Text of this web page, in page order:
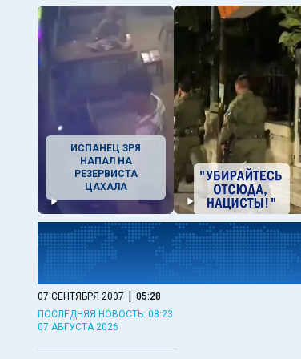
ИСПАНЕЦ ЗРЯ
НАПАЛ НА
РЕЗЕРВИСТА
ЦАХАЛА
07 СЕНТЯБРЯ 2007 | 05:28
ПОСЛЕДНЯЯ НОВОСТЬ: 08:23
07 АВГУСТА 2026